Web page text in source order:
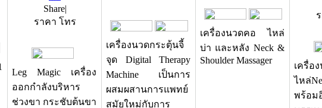
Share|
ราคา โทร
Leg Magic เครื่อง
ออกกำลังบริหาร
ช่วงขา กระชับต้นขา
เครื่องนวดกระตุ้นจี้
จุด Digital Therapy
Machine เป็นการ
ผสมผสานการแพทย์
สมัยใหม่กับการ
เครื่องนวดคอ ไหล่
บ่า และหลัง Neck &
Shoulder Massager
เครื่อ
ไหล่
พร้อม